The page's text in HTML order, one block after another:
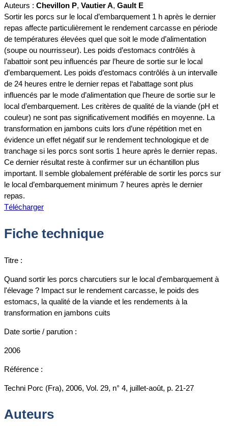
Auteurs : Chevillon P, Vautier A, Gault E
Sortir les porcs sur le local d’embarquement 1 h après le dernier
repas affecte particulièrement le rendement carcasse en période
de températures élevées quel que soit le mode d’alimentation
(soupe ou nourrisseur). Les poids d’estomacs contrôlés à
l’abattoir sont peu influencés par l’heure de sortie sur le local
d’embarquement. Les poids d’estomacs contrôlés à un intervalle
de 24 heures entre le dernier repas et l‘abattage sont plus
influencés par le mode d’alimentation que l’heure de sortie sur le
local d’embarquement. Les critères de qualité de la viande (pH et
couleur) ne sont pas significativement modifiés en moyenne. La
transformation en jambons cuits lors d’une répétition met en
évidence un effet négatif sur le rendement technologique et de
tranchage si les porcs sont sortis 1 heure après le dernier repas.
Ce dernier résultat reste à confirmer sur un échantillon plus
important. Il semble globalement préférable de sortir les porcs sur
le local d’embarquement minimum 7 heures après le dernier
repas.
Télécharger
Fiche technique
Titre :
Quand sortir les porcs charcutiers sur le local d'embarquement à
l'élevage ? Impact sur le rendement carcasse, le poids des
estomacs, la qualité de la viande et les rendements à la
transformation en jambons cuits
Date sortie / parution :
2006
Référence :
Techni Porc (Fra), 2006, Vol. 29, n° 4, juillet-août, p. 21-27
Auteurs